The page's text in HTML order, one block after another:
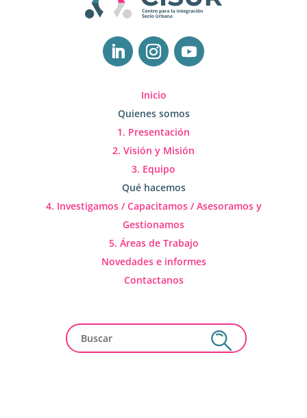
Inicio
Quienes somos
1. Presentación
2. Visión y Misión
3. Equipo
Qué hacemos
4. Investigamos / Capacitamos / Asesoramos y
Gestionamos
5. Áreas de Trabajo
Novedades e informes
Contactanos